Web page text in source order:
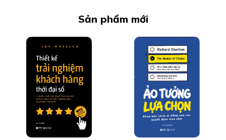
Sản phẩm mới